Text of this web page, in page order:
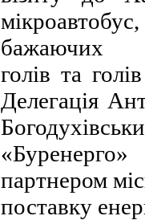
бажаючих
голів та
Делегація
партнером
поставку